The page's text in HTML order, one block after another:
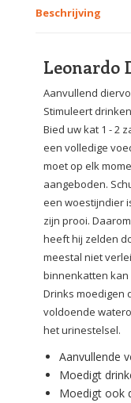
Beschrijving
Leonardo
Aanvullend
Stimuleert
Bied uw kat 1 - 2
een volledige
moet op elk
aangeboden.
een woestijndier
zijn prooi.
heeft hij zelden
meestal niet
binnenkatten
Drinks moedigen
voldoende
het urinestelsel.
Aanvullende
Moedigt
Moedigt ook